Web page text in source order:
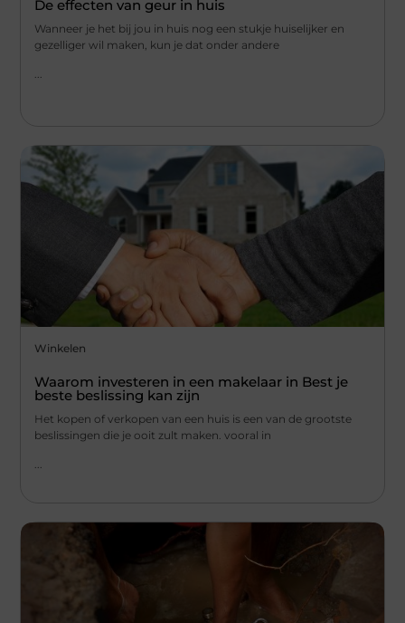
De effecten van geur in huis
Wanneer je het bij jou in huis nog een stukje huiselijker en
gezelliger wil maken, kun je dat onder andere
Winkelen
Waarom investeren in een makelaar in Best je
beste beslissing kan zijn
Het kopen of verkopen van een huis is een van de grootste
beslissingen die je ooit zult maken. vooral in
...